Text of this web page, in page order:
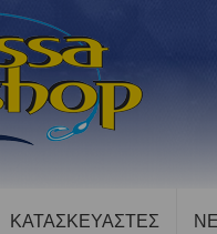
ΚΑΤΑΣΚΕΥΑΣΤΕΣ